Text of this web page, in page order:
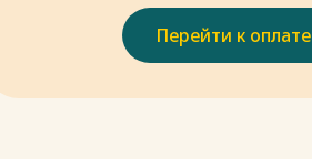
Перейти к оплате